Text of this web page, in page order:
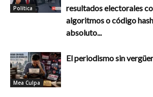
Política
resultados electorales
algoritmos o código
absoluto...
Mea Culpa
El periodismo sin